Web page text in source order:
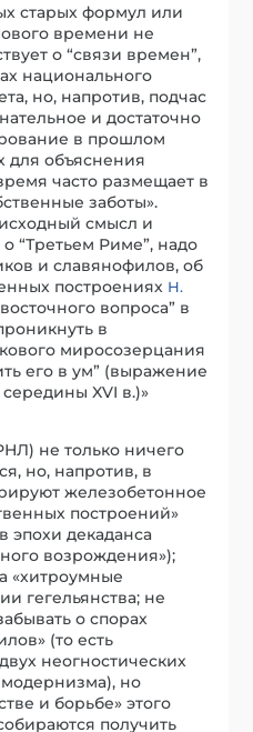
старых формул или
времени не
о “связи времен”,
национального
но, напротив, подчас
и достаточно
в прошлом
для объяснения
часто размещает в
заботы».
смысл и
“Третьем Риме”, надо
и славянофилов, об
построениях Н.
вопроса” в
в
миросозерцания
его в ум” (выражение
XVI в.)»
не только ничего
но, напротив, в
железобетонное
построений»
эпохи декаданса
возрождения»);
«хитроумные
гегельянства; не
о спорах
(то есть
неогностических
модернизма), но
и борьбе» этого
получить